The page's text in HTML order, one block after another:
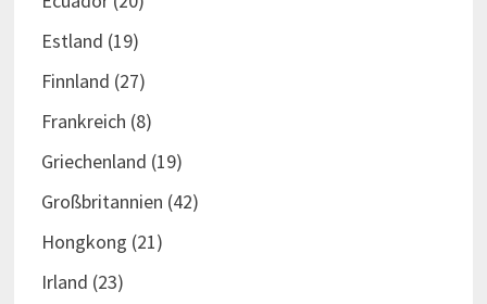
Estland (19)
Finnland (27)
Frankreich (8)
Griechenland (19)
Großbritannien (42)
Hongkong (21)
Irland (23)